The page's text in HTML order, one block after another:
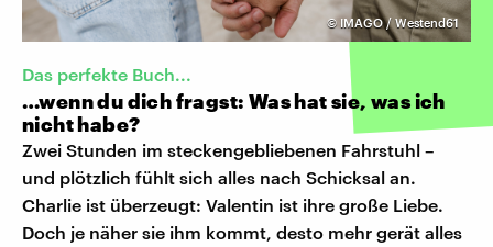
© IMAGO / Westend61
Das perfekte Buch...
…wenn du dich fragst: Was hat sie, was ich
nicht habe?
Zwei Stunden im steckengebliebenen Fahrstuhl –
und plötzlich fühlt sich alles nach Schicksal an.
Charlie ist überzeugt: Valentin ist ihre große Liebe.
Doch je näher sie ihm kommt, desto mehr gerät alles